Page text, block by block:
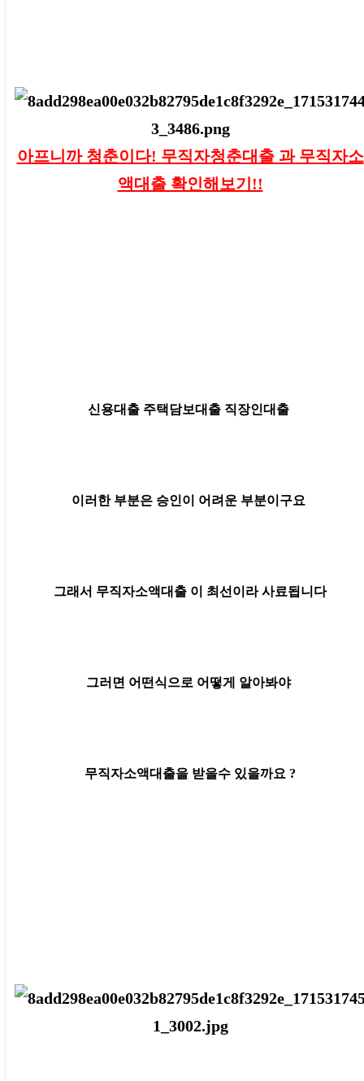
아프니까 청춘이다! 무직자청춘대출 과 무직자소
액대출 확인해보기!!
신용대출 주택담보대출 직장인대출
이러한 부분은 승인이 어려운 부분이구요
그래서 무직자소액대출 이 최선이라 사료됩니다
그러면 어떤식으로 어떻게 알아봐야
무직자소액대출을 받을수 있을까요 ?